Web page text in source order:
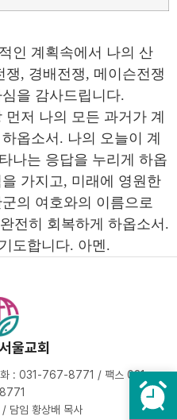
인 계획속에서 나의 산
, 경배전쟁, 메이슨전쟁
을 감사드립니다.
저 나의 모든 과거가 계
옵소서. 나의 오늘이 계
나는 응답을 누리게 하옵
가지고, 미래에 영원한
의 여호와의 이름으로
전히 회복하게 하옵소서.
도합니다. 아멘.
울교회
화 : 031-767-8771 / 팩스 031-
담임 황상배 목사